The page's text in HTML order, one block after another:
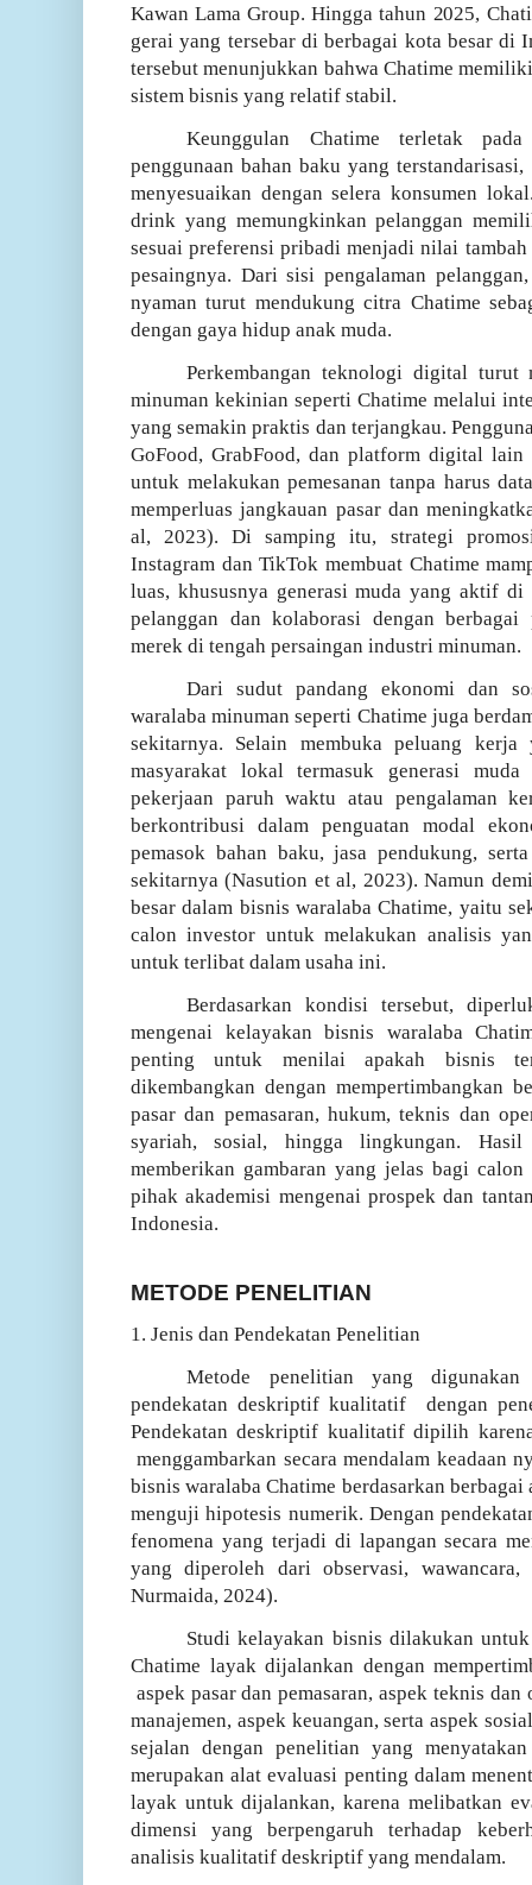
Kawan Lama Group. Hingga tahun 2025,
gerai yang tersebar di berbagai kota besar di
tersebut menunjukkan bahwa Chatime
sistem bisnis yang relatif stabil.
Keunggulan Chatime terletak
penggunaan bahan baku yang
menyesuaikan dengan selera konsumen
drink yang memungkinkan pelanggan
sesuai preferensi pribadi menjadi nilai
pesaingnya. Dari sisi pengalaman
nyaman turut mendukung citra Chatime
dengan gaya hidup anak muda.
Perkembangan teknologi digital turut
minuman kekinian seperti Chatime melalui
yang semakin praktis dan terjangkau.
GoFood, GrabFood, dan platform digital lain
untuk melakukan pemesanan tanpa harus
memperluas jangkauan pasar dan
al, 2023).Di samping itu, strategi
Instagram dan TikTok membuat Chatime
luas, khususnya generasi muda yang aktif
pelanggan dan kolaborasi dengan
merek di tengah persaingan industri minuman.
Dari sudut pandang ekonomi dan
waralaba minuman seperti Chatime juga
sekitarnya. Selain membuka peluang
masyarakat lokal
termasuk generasi
pekerjaan paruh waktu atau pengalaman
berkontribusi dalam penguatan modal
pemasok bahan baku, jasa pendukung,
sekitarnya (Nasution et al, 2023).Namun
besar dalam bisnis waralaba Chatime, yaitu
calon investor untuk melakukan analisis
untuk terlibat dalam usaha ini.
Berdasarkan kondisi tersebut,
mengenai kelayakan bisnis waralaba
penting untuk menilai apakah bisnis
dikembangkan dengan mempertimbangkan
pasar dan pemasaran, hukum, teknis dan
syariah, sosial, hingga lingkungan.
memberikan gambaran yang jelas bagi
pihak akademisi mengenai prospek dan
Indonesia.
METODE PENELITIAN
1. Jenis dan Pendekatan Penelitian
Metode penelitian yang
pendekatan deskriptif kualitatif
dengan
Pendekatan deskriptif kualitatif dipilih
menggambarkan secara mendalam keadaan
bisnis waralaba Chatime berdasarkan
menguji hipotesis numerik. Dengan
fenomena yang terjadi di lapangan secara
yang diperoleh dari observasi, wawancara,
Nurmaida, 2024).
Studi kelayakan bisnis dilakukan
Chatime layak dijalankan dengan
aspek pasar dan pemasaran, aspek teknis
manajemen, aspek keuangan, serta aspek
sejalan dengan penelitian yang
merupakan alat evaluasi penting dalam
layak untuk dijalankan, karena melibatkan
dimensi yang berpengaruh terhadap
analisis kualitatif deskriptif yang mendalam.